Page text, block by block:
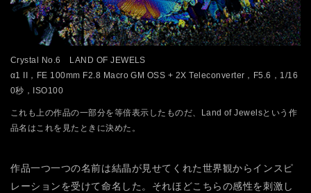
Crystal No.6 LAND OF JEWELS
α1 II，FE 100mm F2.8 Macro GM OSS + 2X Teleconverter，F5.6，1/16
0秒，ISO100
これも上の作品の一部分を等倍表示したものだ、Land of Jewelsという作
品名はこれを見たときに決めた。
作品一つ一つの名前は結晶が見せてくれた世界観からインスピ
レーションを受けて命名した。それほどこちらの感性を刺激し